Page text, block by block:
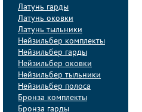
Латунь гарды
Латунь оковки
Латунь тыльники
Нейзильбер комплекты
Нейзильбер гарды
Нейзильбер оковки
Нейзильбер тыльники
Нейзильбер полоса
Бронза комплекты
Бронза гарды